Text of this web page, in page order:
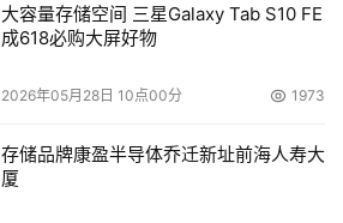
大容量存储空间 三星Galaxy Tab S10 FE
成618必购大屏好物
2026年05月28日 10点00分 1973
存储品牌康盈半导体乔迁新址前海人寿大
厦